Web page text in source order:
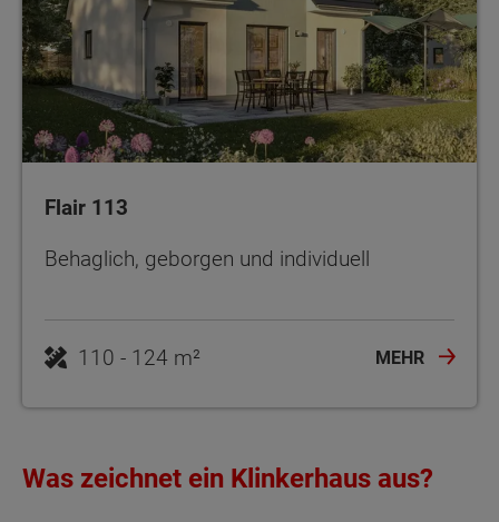
Flair 113
Behaglich, geborgen und individuell
110 - 124 m² MEHR
Was zeichnet ein Klinkerhaus aus?